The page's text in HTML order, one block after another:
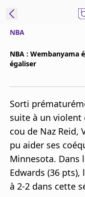
Replays
Podcasts
En Direct
Gérer les
notifications
Contactez nous
Grille TV
NBA
NBA : Wembanyama
égaliser
Sorti
suite à un violent
cou de Naz Reid,
pu aider ses
Minnesota. Dans
Edwards (36
à 2-2 dans cette